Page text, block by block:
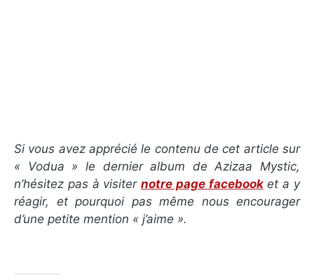
Si vous avez apprécié le contenu de cet article sur
« Vodua » le dernier album de Azizaa Mystic,
n’hésitez pas à visiternotre page facebooket a y
réagir, et pourquoi pas même nous encourager
d’une petite mention « j’aime ».